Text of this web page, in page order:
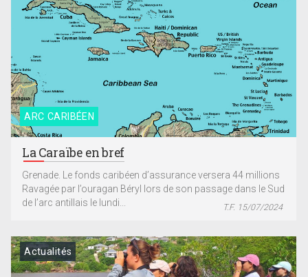
ARC CARIBÉEN
La Caraïbe en bref
Grenade. Le fonds caribéen d’assurance versera 44 millions
Ravagée par l’ouragan Béryl lors de son passage dans le Sud
de l’arc antillais le lundi...
T.F. 15/07/2024
Actualités